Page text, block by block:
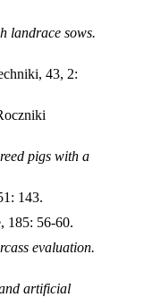
landrace sows.
43, 2:
pigs with a
143.
185: 56-60.
evaluation.
artificial